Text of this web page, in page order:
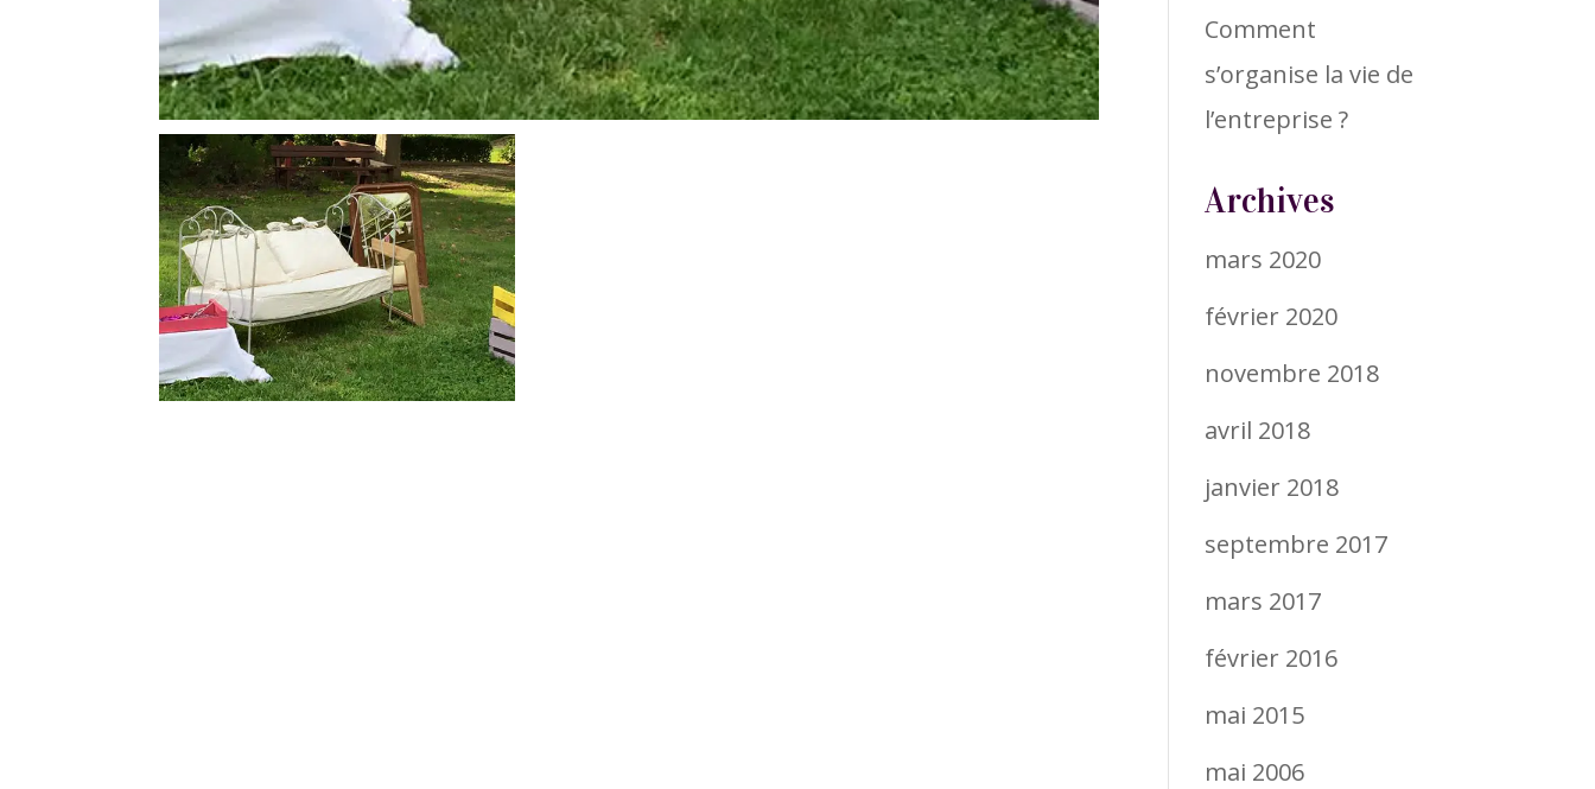
Comment
s’organise la vie de
l’entreprise ?
Archives
mars 2020
février 2020
novembre 2018
avril 2018
janvier 2018
septembre 2017
mars 2017
février 2016
mai 2015
mai 2006